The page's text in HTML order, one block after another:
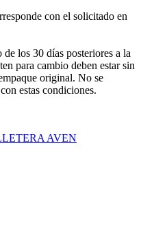
con el solicitado en
los 30 días posteriores a la
para cambio deben estar sin
original. No se
estas condiciones.